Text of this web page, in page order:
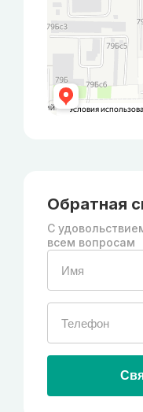
Обратная
С
всем вопросам